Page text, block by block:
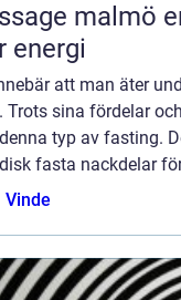
enkla vägar till mindre värk och
energi
att man äter
Trots sina fördelar
typ av fasting.
fasta nackdelar
Vinde